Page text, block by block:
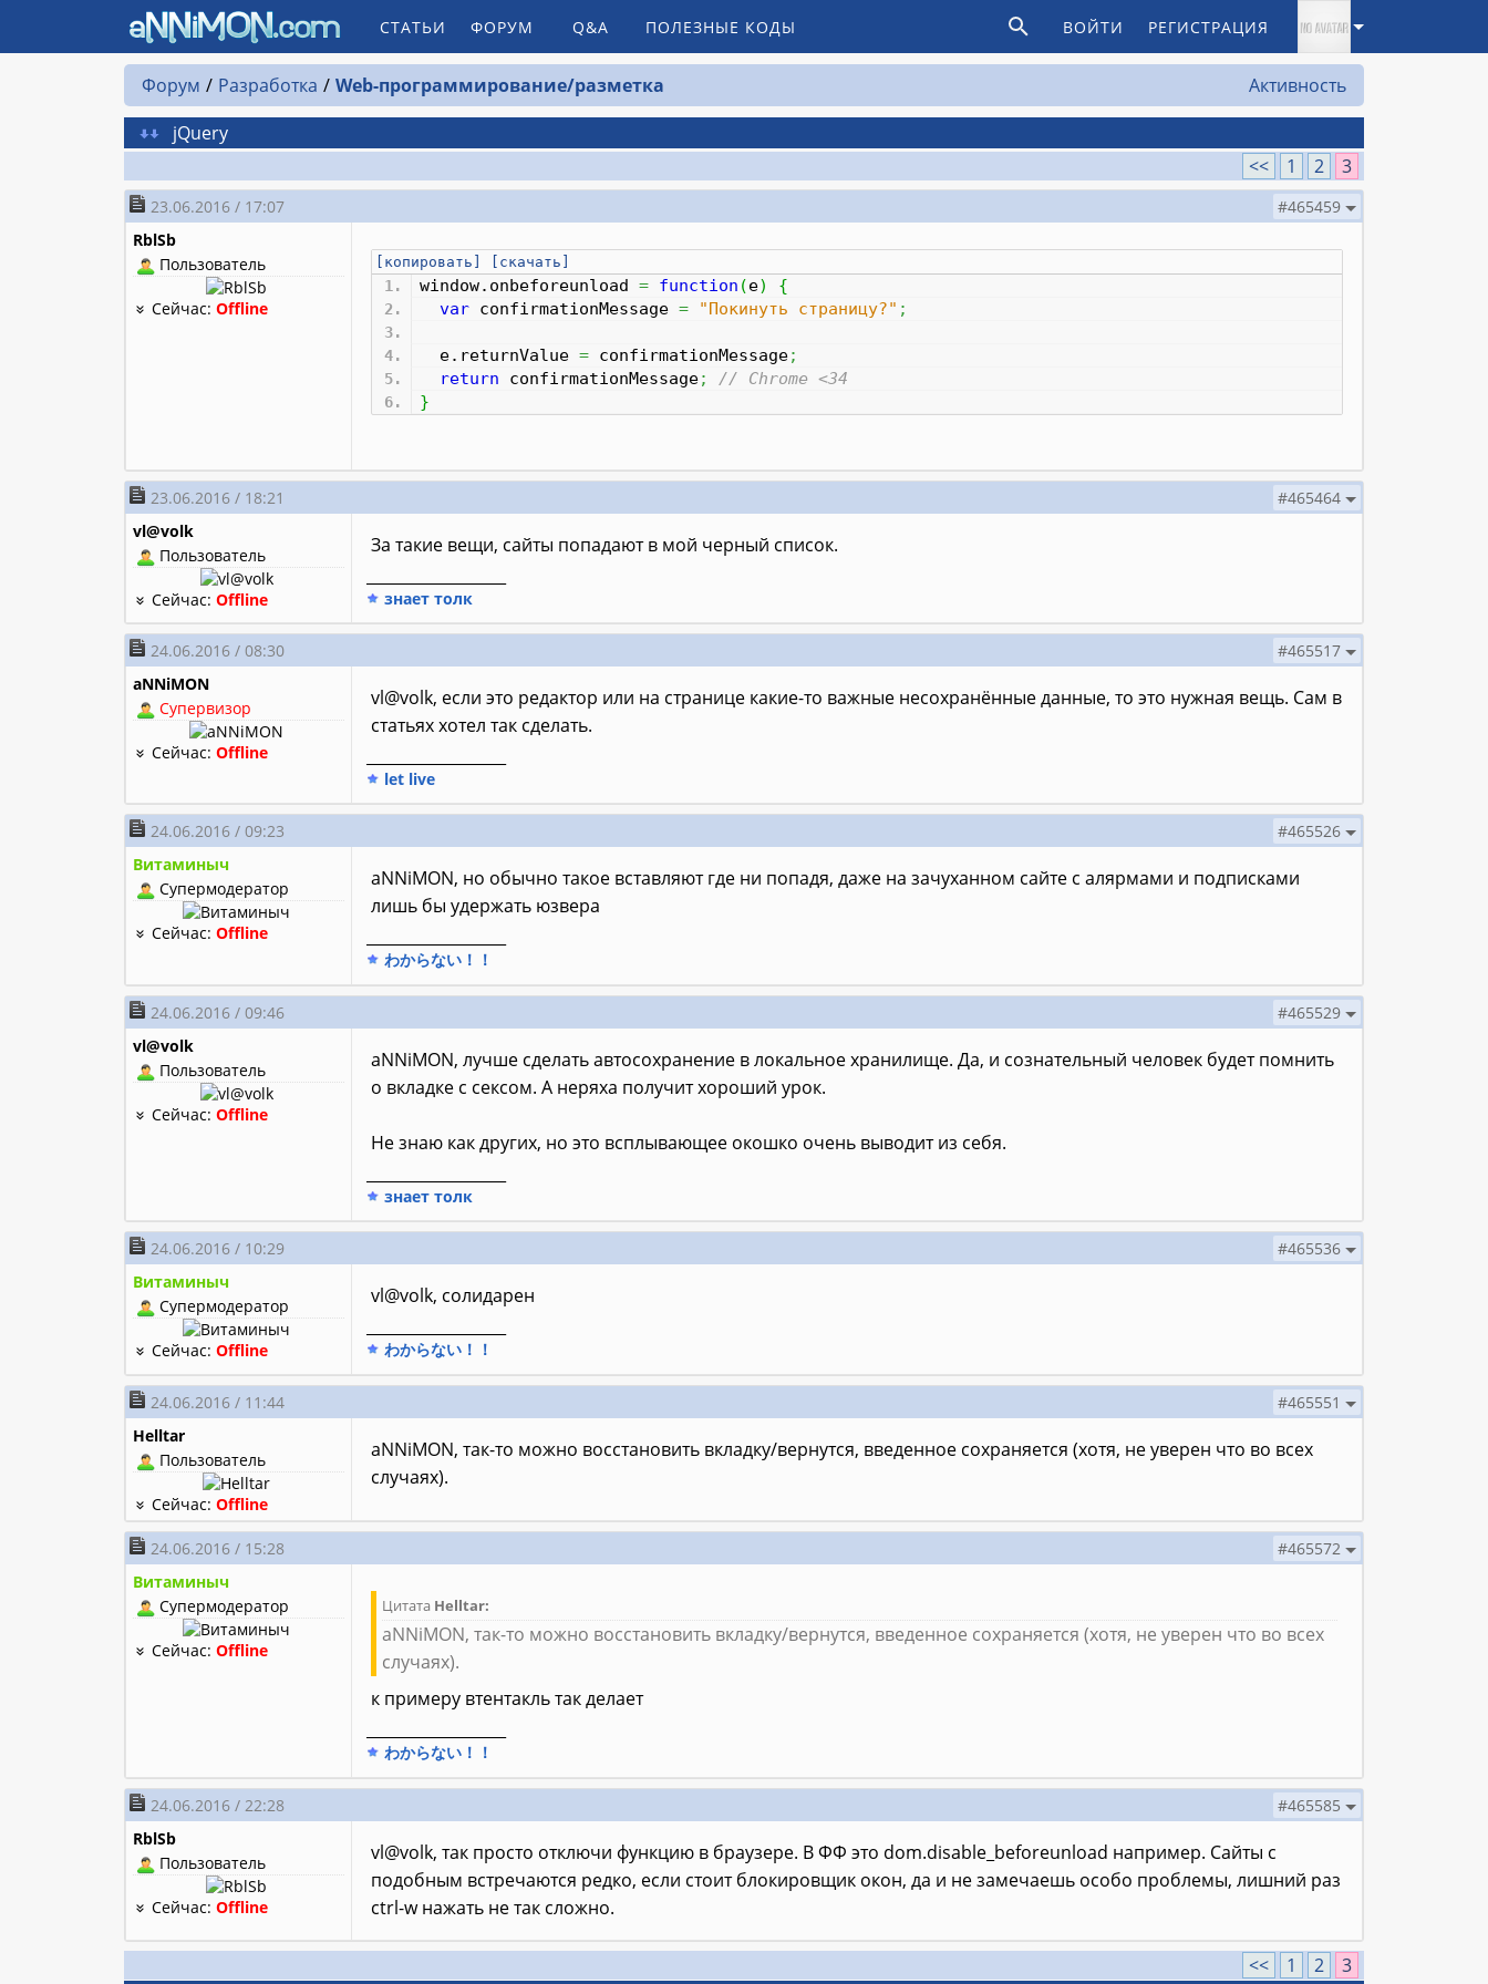
СТАТЬИ ФОРУМ Q&A ПОЛЕЗНЫЕ КОДЫ ВОЙТИ РЕГИСТРАЦИЯ
Форум Разработка Web-программирование/разметка
Активность
jQuery
<<
1 2 3
23.06.2016 / 17:07
#465459
RblSb
Пользователь
Сейчас:Offline
[копировать] [скачать]
window. onbeforeunload = function (e)
{
varconfirmationMessage = "Покинуть страницу?" ;
e. returnValue =confirmationMessage;
return confirmationMessage;
// Chrome <34
}
23.06.2016 / 18:21
#465464
vl@volk
Пользователь
Сейчас:Offline
За такие вещи, сайты попадают в мой черный список.
знает толк
24.06.2016 / 08:30
#465517
aNNiMON
Супервизор
Сейчас:Offline
vl@volk, если это редактор или на странице какие-то важные несохранённые данные, то это нужная вещь. Сам в
статьях хотел так сделать.
let live
24.06.2016 / 09:23
#465526
Витаминыч
Супермодератор
Сейчас:Offline
aNNiMON, но обычно такое вставляют где ни попадя, даже на зачуханном сайте с алярмами и подписками
лишь бы удержать юзвера
わからない！！
24.06.2016 / 09:46
#465529
vl@volk
Пользователь
Сейчас:Offline
aNNiMON, лучше сделать автосохранение в локальное хранилище. Да, и сознательный человек будет помнить
о вкладке с сексом. А неряха получит хороший урок.
Не знаю как других, но это всплывающее окошко очень выводит из себя.
знает толк
24.06.2016 / 10:29
#465536
Витаминыч
Супермодератор
Сейчас:Offline
vl@volk, солидарен
わからない！！
24.06.2016 / 11:44
#465551
Helltar
Пользователь
Сейчас:Offline
aNNiMON, так-то можно восстановить вкладку/вернутся, введенное сохраняется (хотя, не уверен что во всех
случаях).
24.06.2016 / 15:28
#465572
Витаминыч
Супермодератор
Сейчас:Offline
Цитата Helltar:
aNNiMON, так-то можно восстановить вкладку/вернутся, введенное сохраняется (хотя, не уверен что во всех
случаях).
к примеру втентакль так делает
わからない！！
24.06.2016 / 22:28
#465585
RblSb
Пользователь
Сейчас:Offline
vl@volk, так просто отключи функцию в браузере. В ФФ это dom.disable_beforeunload например. Сайты с
подобным встречаются редко, если стоит блокировщик окон, да и не замечаешь особо проблемы, лишний раз
ctrl-w нажать не так сложно.
<< 1 2 3